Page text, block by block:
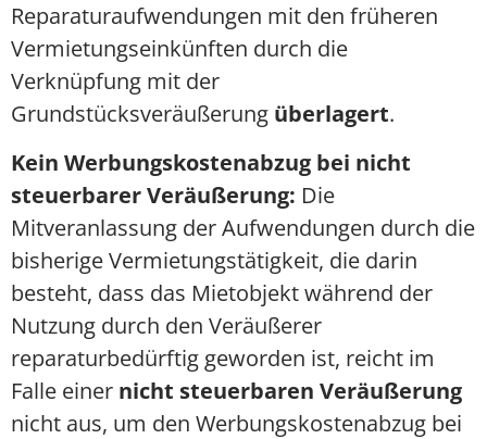
Reparaturaufwendungen mit den früheren
Vermietungseinkünften durch die
Verknüpfung mit der
Grundstücksveräußerung überlagert.
Kein Werbungskostenabzug bei nicht
steuerbarer Veräußerung: Die
Mitveranlassung der Aufwendungen durch die
bisherige Vermietungstätigkeit, die darin
besteht, dass das Mietobjekt während der
Nutzung durch den Veräußerer
reparaturbedürftig geworden ist, reicht im
Falle einer nicht steuerbaren Veräußerung
nicht aus, um den Werbungskostenabzug bei